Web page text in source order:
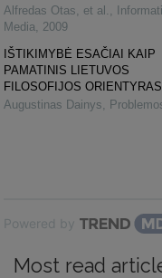
Alfredas Otas, et al. ,
Media, 2009
IŠTIKIMYBĖ ESAČIAI KAIP
PAMATINIS LIETUVOS
FILOSOFIJOS ORIENTYRAS
Augustinas Dainys,
Powered by
Most read